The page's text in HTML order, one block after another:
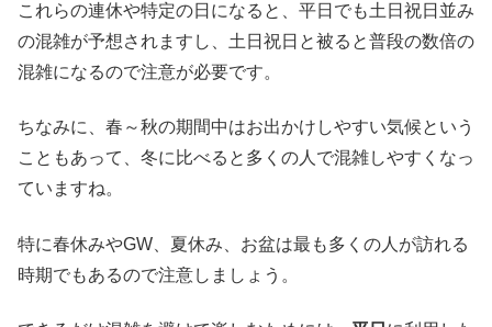
これらの連休や特定の日になると、平日でも土日祝日並み
の混雑が予想されますし、土日祝日と被ると普段の数倍の
混雑になるので注意が必要です。
ちなみに、春～秋の期間中はお出かけしやすい気候という
こともあって、冬に比べると多くの人で混雑しやすくなっ
ていますね。
特に春休みやGW、夏休み、お盆は最も多くの人が訪れる
時期でもあるので注意しましょう。